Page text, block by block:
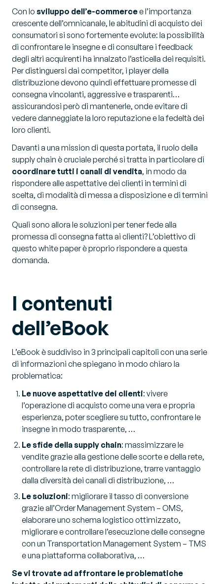
Con lo sviluppo dell’e-commercee l’importanza
crescente dell’omnicanale, le abitudini di acquisto dei
consumatori si sono fortemente evolute: la possibilità
di confrontare le insegne e di consultare i feedback
degli altri acquirenti ha innalzato l’asticella dei requisiti.
Per distinguersi dai competitor, i player della
distribuzione devono quindi effettuare promesse di
consegna vincolanti, aggressive e trasparenti…
assicurandosi però di mantenerle, onde evitare di
vedere danneggiate la loro reputazione e la fedeltà dei
loro clienti.
Davanti a una mission di questa portata, il ruolo della
supply chain è cruciale perché si tratta in particolare di
coordinare tutti i canali di vendita, in modo da
rispondere alle aspettative dei clienti in termini di
scelta, di modalità di messa a disposizione e di termini
di consegna.
Quali sono allora le soluzioni per tener fede alla
promessa di consegna fatta ai clienti? L’obiettivo di
questo white paperè proprio rispondere a questa
domanda.
I contenuti
dell’eBook
L’eBook è suddiviso in 3 principali capitoli con una serie
di informazioni che spiegano in modo chiaro la
problematica:
Le nuove aspettative dei clienti: vivere
l’operazione di acquisto come una vera e propria
esperienza, poter scegliere su tutto, confrontare le
insegne in modo trasparente, …
Le sfide della supply chain: massimizzare le
vendite grazie alla gestione delle scorte e della rete,
controllare la rete di distribuzione, trarre vantaggio
dalla diversità dei canali di distribuzione, …
Le soluzioni: migliorare il tasso di conversione
grazie all’Order Management System – OMS,
elaborare uno schema logistico ottimizzato,
migliorare e controllare l’esecuzione delle consegne
con un Transportation Management System – TMS
e una piattaforma collaborativa, …
Se vi trovate ad affrontare le problematiche